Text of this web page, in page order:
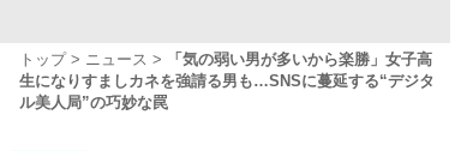
トップ ニュース
「気の弱い男が多いから楽勝」女子高
生になりすましカネを強請る男も…SNSに蔓延する“デジタ
ル美人局”の巧妙な罠